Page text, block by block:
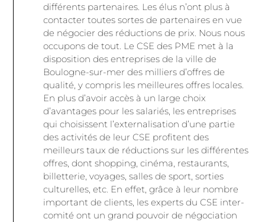
différents partenaires. Les élus n’ont plus à
contacter toutes sortes de partenaires en vue
de négocier des réductions de prix. Nous nous
occupons de tout. Le CSE des PME met à la
disposition des entreprises de la ville de
Boulogne-sur-mer des milliers d’offres de
qualité, y compris les meilleures offres locales.
En plus d’avoir accès à un large choix
d’avantages pour les salariés, les entreprises
qui choisissent l’externalisation d’une partie
des activités de leur CSE profitent des
meilleurs taux de réductions sur les différentes
offres, dont shopping, cinéma, restaurants,
billetterie, voyages, salles de sport, sorties
culturelles, etc. En effet, grâce à leur nombre
important de clients, les experts du CSE inter-
comité ont un grand pouvoir de négociation